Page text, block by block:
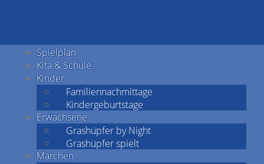
Spielplan
Kita & Schule
Kinder
Familiennachmittage
Kindergeburtstage
Erwachsene
Grashüpfer by Night
Grashüpfer spielt
Märchen